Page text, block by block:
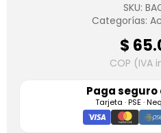
SKU:
Categorías:
$
COP (IVA
Paga seguro
Tarjeta · PSE ·